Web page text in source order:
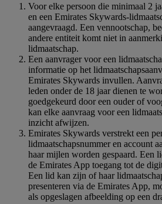
Voor elke persoon die minimaal 2
en een Emirates Skywards-
aangevraagd. Een vennootschap,
andere entiteit komt niet in
lidmaatschap.
Een aanvrager voor een
informatie op het
Emirates Skywards invullen.
leden onder de 18 jaar dienen te
goedgekeurd door een ouder of
kan elke aanvraag voor een
inzicht afwijzen.
Emirates Skywards verstrekt een
lidmaatschapsnummer en account
haar mijlen worden gespaard. Een
de Emirates App toegang tot de
Een lid kan zijn of haar
presenteren via de Emirates App,
als opgeslagen afbeelding op een